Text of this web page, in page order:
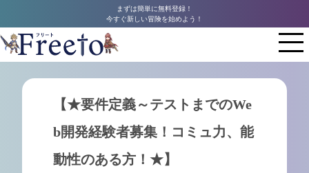
まずは簡単に無料登録！
今すぐ新しい冒険を始めよう！
【★要件定義～テストまでのWe
b開発経験者募集！コミュ力、能
動性のある方！★】